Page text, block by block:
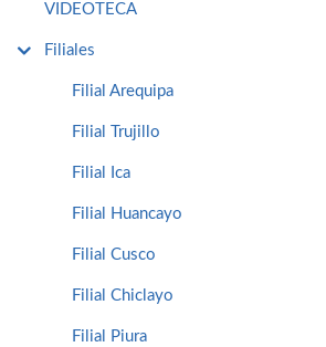
VIDEOTECA
Filiales
Filial Arequipa
Filial Trujillo
Filial Ica
Filial Huancayo
Filial Cusco
Filial Chiclayo
Filial Piura